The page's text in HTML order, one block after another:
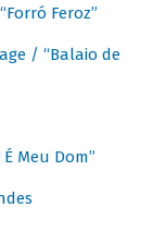
Feroz”
/ “Balaio de
Meu Dom”